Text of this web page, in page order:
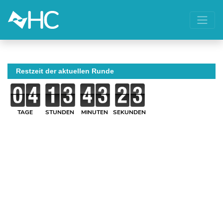
Restzeit der aktuellen Runde
TAGE STUNDEN MINUTEN SEKUNDEN